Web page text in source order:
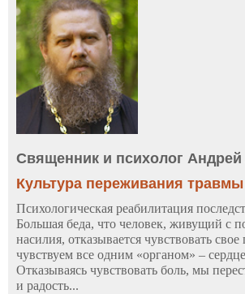
Священник и психолог Андрей
Культура переживания травмы
Психологическая реабилитация
Большая беда, что человек, живущий с
насилия, отказывается чувствовать
чувствуем все одним «органом» –
Отказываясь чувствовать боль, мы
и радость...